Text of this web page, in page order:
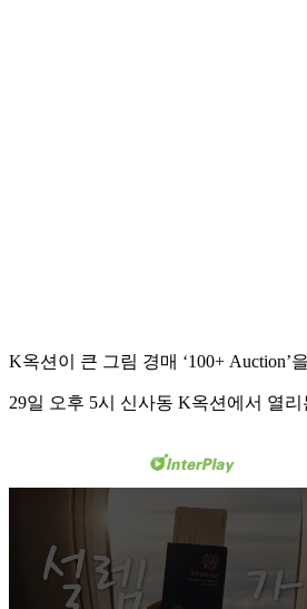
K옥션이 큰 그림 경매 ‘100+ Auction’
29일 오후 5시 신사동 K옥션에서 열